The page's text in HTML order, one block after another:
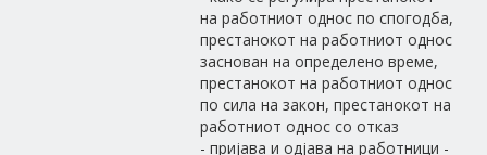
на работниот однос по спогодба,
престанокот на работниот однос
заснован на определено време,
престанокот на работниот однос
по сила на закон, престанокот на
работниот однос со отказ
- пријава и одјава на работници -